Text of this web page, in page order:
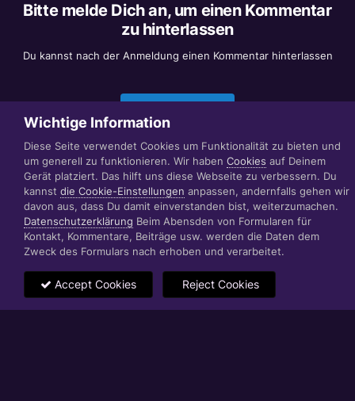
Bitte melde Dich an, um einen Kommentar
zu hinterlassen
Du kannst nach der Anmeldung einen Kommentar hinterlassen
Datenschutzerklärung Impressum
© 1999 - 2022 RÄBIGER IT|WEB|VIDEO|CONSULTING
www.raebiger.pro
Powered by Invision Community
Wichtige Information
Diese Seite verwendet Cookies um Funktionalität zu bieten und
um generell zu funktionieren. Wir haben Cookies auf Deinem
Gerät platziert. Das hilft uns diese Webseite zu verbessern. Du
kannst die Cookie-Einstellungen anpassen, andernfalls gehen wir
davon aus, dass Du damit einverstanden bist, weiterzumachen.
Datenschutzerklärung Beim Abensden von Formularen für
Kontakt, Kommentare, Beiträge usw. werden die Daten dem
Zweck des Formulars nach erhoben und verarbeitet.
Accept Cookies Reject Cookies